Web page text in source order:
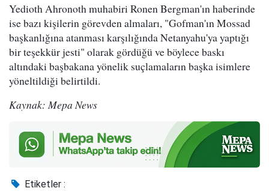
Yedioth Ahronoth muhabiri Ronen Bergman'ın haberinde
ise bazı kişilerin görevden almaları, "Gofman'ın Mossad
başkanlığına atanması karşılığında Netanyahu'ya yaptığı
bir teşekkür jesti" olarak gördüğü ve böylece baskı
altındaki başbakana yönelik suçlamaların başka isimlere
yöneltildiği belirtildi.
Kaynak: Mepa News
Etiketler :